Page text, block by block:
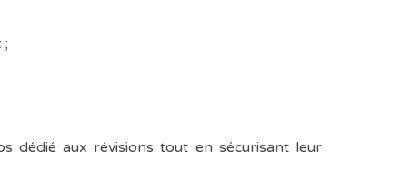
;
dédié aux révisions tout en sécurisant leur